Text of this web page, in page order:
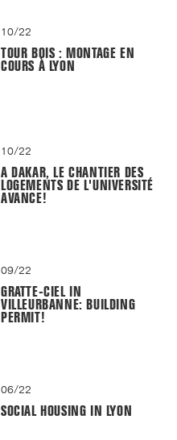
10/22
TOUR BOIS : MONTAGE EN
COURS À LYON
10/22
A DAKAR, LE CHANTIER DES
LOGEMENTS DE L'UNIVERSITÉ
AVANCE!
09/22
GRATTE-CIEL IN
VILLEURBANNE: BUILDING
PERMIT!
06/22
SOCIAL HOUSING IN LYON